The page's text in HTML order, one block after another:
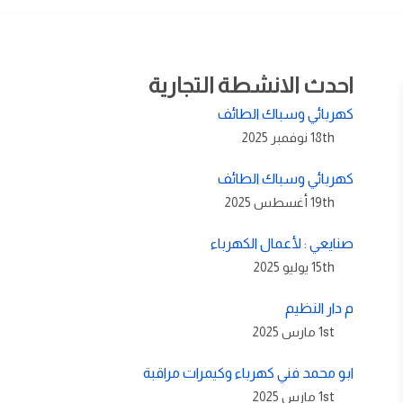
احدث الانشطة التجارية
كهربائي وسباك الطائف
18th نوفمبر 2025
كهربائي وسباك الطائف
19th أغسطس 2025
صنايعي : لأعمال الكهرباء
15th يوليو 2025
م دار النظيم
1st مارس 2025
ابو محمد فني كهرباء وكيمرات مراقبة
1st مارس 2025